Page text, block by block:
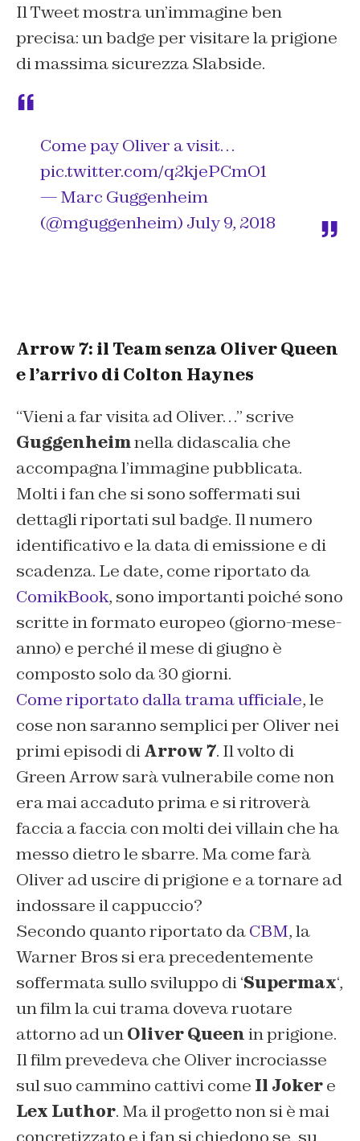
Il Tweet mostra un’immagine ben
precisa: un badge per visitare la prigione
di massima sicurezza Slabside.
Come pay Oliver a visit…
pic.twitter.com/q2kjePCmO1
— Marc Guggenheim
(@mguggenheim) July 9, 2018
Arrow 7: il Team senza Oliver Queen
e l’arrivo di Colton Haynes
“Vieni a far visita ad Oliver…” scrive
Guggenheimnella didascalia che
accompagna l’immagine pubblicata.
Molti i fan che si sono soffermati sui
dettagli riportati sul badge. Il numero
identificativo e la data di emissione e di
scadenza. Le date, come riportato da
ComikBook, sono importanti poiché sono
scritte in formato europeo (giorno-mese-
anno) e perché il mese di giugno è
composto solo da 30 giorni.
Come riportato dalla trama ufficiale, le
cose non saranno semplici per Oliver nei
primi episodi diArrow 7. Il volto di
Green Arrow sarà vulnerabile come non
era mai accaduto prima e si ritroverà
faccia a faccia con molti dei villain che ha
messo dietro le sbarre. Ma come farà
Oliver ad uscire di prigione e a tornare ad
indossare il cappuccio?
Secondo quanto riportato daCBM, la
Warner Bros si era precedentemente
soffermata sullo sviluppo di ‘Supermax‘,
un film la cui trama doveva ruotare
attorno ad unOliver Queenin prigione.
Il film prevedeva che Oliver incrociasse
sul suo cammino cattivi come Il Jokere
Lex Luthor. Ma il progetto non si è mai